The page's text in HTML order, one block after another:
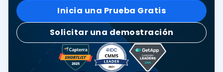
Inicia una Prueba Gratis
Solicitar una demostración